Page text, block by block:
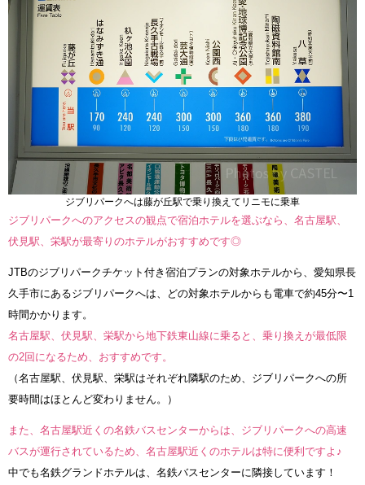
ジブリパークへは藤が丘駅で乗り換えてリニモに乗車
ジブリパークへのアクセスの観点で宿泊ホテルを選ぶなら、名古屋駅、
伏見駅、栄駅が最寄りのホテルがおすすめです◎
JTBのジブリパークチケット付き宿泊プランの対象ホテルから、愛知県長
久手市にあるジブリパークへは、どの対象ホテルからも電車で約45分〜1
時間かかります。
名古屋駅、伏見駅、栄駅から地下鉄東山線に乗ると、乗り換えが最低限
の2回になるため、おすすめです。
（名古屋駅、伏見駅、栄駅はそれぞれ隣駅のため、ジブリパークへの所
要時間はほとんど変わりません。）
また、名古屋駅近くの名鉄バスセンターからは、ジブリパークへの高速
バスが運行されているため、名古屋駅近くのホテルは特に便利ですよ♪
中でも名鉄グランドホテルは、名鉄バスセンターに隣接しています！